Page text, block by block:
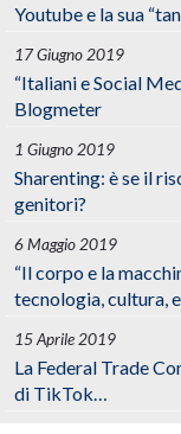
Youtube e la sua
17 Giugno 2019
“Italiani e Social
Blogmeter
1 Giugno 2019
Sharenting: è se il
genitori?
6 Maggio 2019
“Il corpo e la
tecnologia, cultura,
15 Aprile 2019
La Federal Trade
di TikTok…